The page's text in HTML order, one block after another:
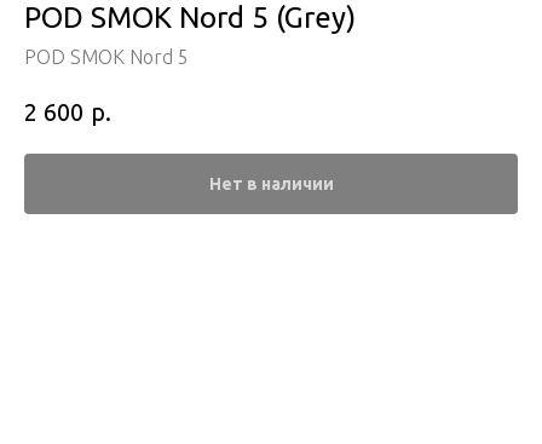
POD SMOK Nord 5 (Grey)
POD SMOK Nord 5
2 600 р.
Нет в наличии